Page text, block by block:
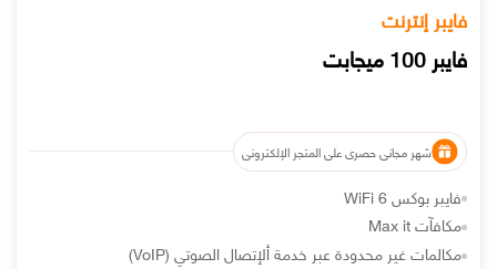
فايبر إنترنت
فايبر 100 ميجابت
شهر مجاني حصري على المتجر الإلكتروني
فايبر بوكس WiFi 6
مكافآت Max it
مكالمات غير محدودة عبر خدمة ألإتصال الصوتي (VoIP)